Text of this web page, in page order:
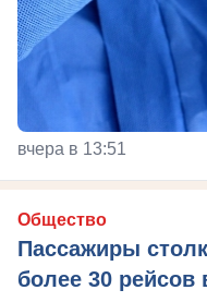
вчера в 13:51
Общество
Пассажиры
более 30 рейсов